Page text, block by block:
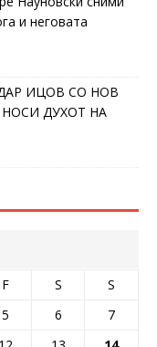
и неговата
ИЦОВ СО НОВ
НОСИ ДУХОТ НА
F S
S
5 6
7